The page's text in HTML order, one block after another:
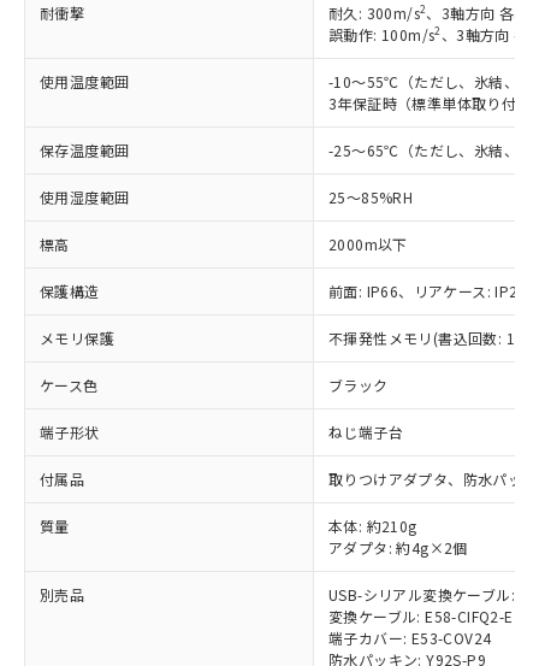
耐衝撃 耐久: 300m/s2、3軸方向 各3回
誤動作: 100m/s2 、3軸方向 各
使用温度範囲
-10～55℃（ただし、氷結、結
3年保証時（標準単体取り付
保存温度範囲 -25～65℃（ただし、氷結、結
使用湿度範囲 25～85%RH
標高 2000m以下
保護構造 前面: IP66、リアケース: IP20
メモリ保護 不揮発性メモリ(書込回数: 100
ケース色 ブラック
端子形状 ねじ端子台
付属品 取りつけアダプタ、防水パッ
質量
本体: 約210g
アダプタ: 約4g×2個
別売品
USB-シリアル変換ケーブル:
変換ケーブル: E58-CIFQ2-E
端子カバー: E53-COV24
防水パッキン: Y92S-P9
ご利用条件
ご利用ください。
本サービスは、当社制御機器事業取扱
商品の当社在庫状況および標準価格
(税抜)を提供させていただくもので
当社制御機器事業取扱商品の中には、
本サービスの対象外となる商品もある
ことをご了承ください。
在庫状況および標準価格照会結果は、
記載している更新日時点での社内デー
タに基づき作成されるものであり、閲
覧された時点での実際の在庫および標
準価格とは異なる場合があることをご
対応済み：EU RoHS指令（10物質）の
非含有に対応した製品が提供可能な商品で
す。
有に対応した製品に切り替える予定のある
非含有に非対応の商品で、対応品を出す予
調査・確認中：EU RoHS指令（10物質）の
非含有の対応状況を調査中または確認中の
商品です。
非該当品：ライセンス料など無形物で、有
害物質有無と関係のない商品です。
仕入先様の事情により、非含有部品として
いたものが、含有品と判明した場合などや
むを得ず変更することがあります。
六価クロム(Cr(Ⅵ)) 1000ppm以下、ポリ臭化ビフェニル
類(PBB) 1000ppm以下、ポリ臭化ジフェニルエーテル類
(PBDE) 1000ppm以下、フタル酸ビス(2-エチルヘキシ
「○」：最大均質材料含有率が中国RoHSの
基準値以下であることを示します。
「×」：最大均質材料含有率が中国RoHSの
基準値を超えていることを示します。
「－」：未確認です。当社販売部門へお問
*中国RoHS10物質の基準値 (GB/T26572)：
Pb(鉛) :1000ppm、 Hg(水銀) : 1000ppm、 Cd(カドミウ
Cr(Ⅵ)(六価クロム) : 1000ppm、 PBBs(ポリ臭化ビフェ
ニル類) : 1000ppm、 PBDEs(ポリ臭化ジフェニルエーテ
当社は、これら貴社製品のうち、外国
為替および外国貿易法に定める商品
（以下｢規制貨物等」という）を輸出
または国外への提供する場合は、日本
国政府の輸出許可(または役務取引許
可)を取得するなどの必要な手続きを
一定数以上の在庫あり